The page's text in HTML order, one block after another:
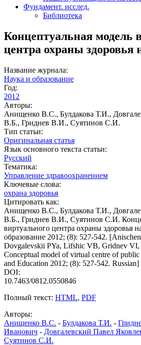
Фундамент. исслед.
Библиотека
Концептуальная модель
центра охраны здоровья
Название журнала:
Наука и образование
Год:
2012
Авторы:
Анищенко В.С., Булдакова Т.И.,
В.Б., Гриднев В.И., Суятинов С.И.
Тип статьи:
Оригинальная статья
Язык основного текста статьи:
Русский
Тематика:
Управление здравоохранением
Ключевые слова:
охрана здоровья
Цитировать как:
Анищенко В.С., Булдакова Т.И.,
В.Б., Гриднев В.И., Суятинов С.И.
виртуального центра охраны здоровья
образование 2012; (8): 527-542.
Dovgalevskii PYa, Lifshic VB, Gridnev VI,
Conceptual model of virtual centre of public
and Education 2012; (8): 527-542. Russian]
DOI:
10.7463/0812.0550846
Полный текст: HTML, PDF
Авторы:
Анищенко В.С. - Булдакова Т.И. -
Иванович - Довгалевский Павел
Суятинов С.И.